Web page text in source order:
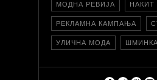
МОДНА РЕВИЈА НАКИТ
РЕКЛАМНА КАМПАЊА
УЛИЧНА МОДА ШМИНКА